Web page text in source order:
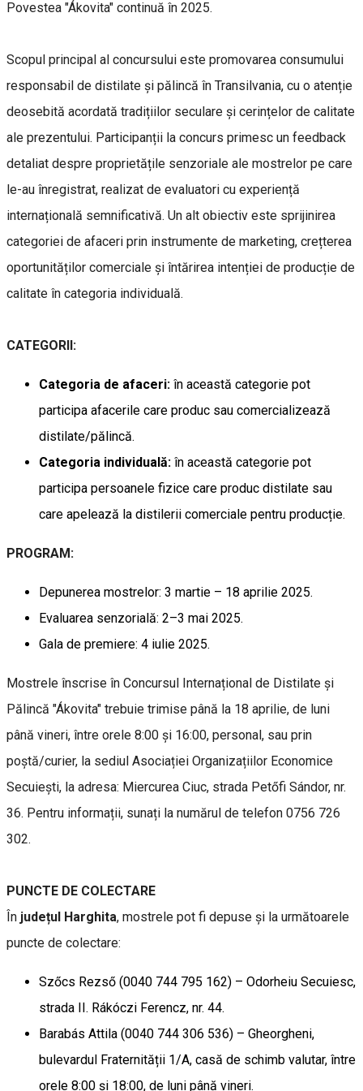
Povestea "Ákovita" continuă în 2025.
Scopul principal al concursului este promovarea consumului
responsabil de distilate și pălincă în Transilvania, cu o atenție
deosebită acordată tradițiilor seculare și cerințelor de calitate
ale prezentului. Participanții la concurs primesc un feedback
detaliat despre proprietățile senzoriale ale mostrelor pe care
le-au înregistrat, realizat de evaluatori cu experiență
internațională semnificativă. Un alt obiectiv este sprijinirea
categoriei de afaceri prin instrumente de marketing, crețterea
oportunităților comerciale și întărirea intenției de producție de
calitate în categoria individuală.
CATEGORII:
Categoria de afaceri: în această categorie pot
participa afacerile care produc sau comercializează
distilate/pălincă.
Categoria individuală: în această categorie pot
participa persoanele fizice care produc distilate sau
care apelează la distilerii comerciale pentru producție.
PROGRAM:
Depunerea mostrelor: 3 martie – 18 aprilie 2025.
Evaluarea senzorială: 2–3 mai 2025.
Gala de premiere: 4 iulie 2025.
Mostrele înscrise în Concursul Internațional de Distilate și
Pălincă "Ákovita" trebuie trimise până la 18 aprilie, de luni
până vineri, între orele 8:00 și 16:00, personal, sau prin
poștă/curier, la sediul Asociației Organizațiilor Economice
Secuiești, la adresa: Miercurea Ciuc, strada Petőfi Sándor, nr.
36. Pentru informații, sunați la numărul de telefon 0756 726
302.
PUNCTE DE COLECTARE
În județul Harghita, mostrele pot fi depuse și la următoarele
puncte de colectare:
Szőcs Rezső (0040 744 795 162) – Odorheiu Secuiesc,
strada II. Rákóczi Ferencz, nr. 44.
Barabás Attila (0040 744 306 536) – Gheorgheni,
bulevardul Fraternității 1/A, casă de schimb valutar, între
orele 8:00 și 18:00, de luni până vineri.